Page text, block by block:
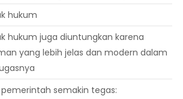
hukum
hukum juga diuntungkan karena
yang lebih jelas dan modern dalam
semakin tegas: